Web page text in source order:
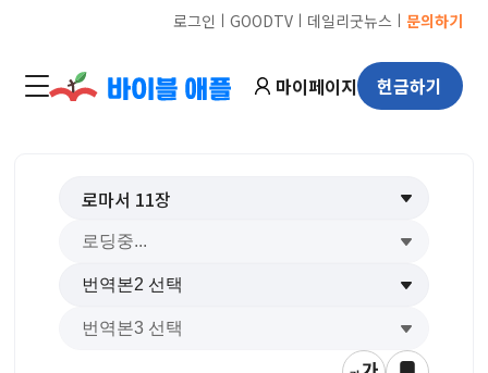
로그인 ㅣ GOODTVㅣ 데일리굿뉴스 ㅣ 문의하기
마이페이지 헌금하기
로마서 11장